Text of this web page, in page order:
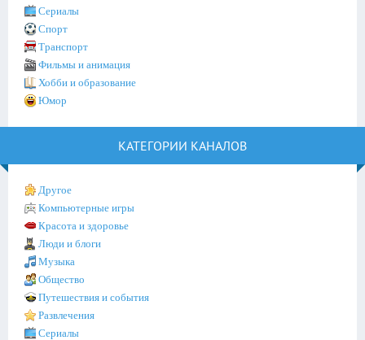
Сериалы
Спорт
Транспорт
Фильмы и анимация
Хобби и образование
Юмор
КАТЕГОРИИ КАНАЛОВ
Другое
Компьютерные игры
Красота и здоровье
Люди и блоги
Музыка
Общество
Путешествия и события
Развлечения
Сериалы